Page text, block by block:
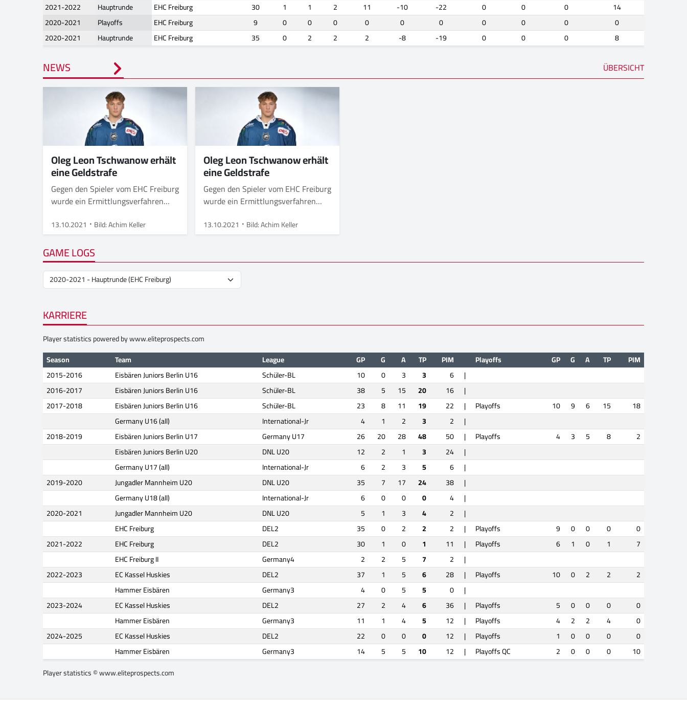
2021-2022
Hauptrunde EHC Freiburg 30 1 1 2 11 -10 -22 0 0 0
14
2020-2021
Playoffs EHC Freiburg 9 0 0 0 0 0 0 0 0 0
0
2020-2021
Hauptrunde EHC Freiburg 35 0 2 2 2 -8 -19 0 0 0 8
NEWS ÜBERSICHT
Oleg Leon Tschwanow erhält
eine Geldstrafe
Gegen den Spieler vom EHC Freiburg
wurde ein Ermittlungsverfahren
13.10.2021 Bild: Achim Keller
Oleg Leon Tschwanow erhält
eine Geldstrafe
Gegen den Spieler vom EHC Freiburg
wurde ein Ermittlungsverfahren
13.10.2021 Bild: Achim Keller
GAME LOGS
KARRIERE
Player statistics powered bywww.eliteprospects.com
Season
Team League GP G A TP PIM Playoffs GP G A TP
PIM
2015-2016
Eisbären Juniors Berlin U16 Schüler-BL 10 0 3 3 6
|
2016-2017
Eisbären Juniors Berlin U16 Schüler-BL 38 5 15 20 16
|
2017-2018
Eisbären Juniors Berlin U16 Schüler-BL 23 8 11 19 22 | Playoffs 10 9 6 15
18
Germany U16 (all)
International-Jr 4 1 2 3 2
|
2018-2019
Eisbären Juniors Berlin U17 Germany U17 26 20 28 48 50 | Playoffs 4 3 5 8
2
Eisbären Juniors Berlin U20
DNL U20 12 2 1 3 24
|
Germany U17 (all)
International-Jr 6 2 3 5 6
|
2019-2020
Jungadler Mannheim U20 DNL U20 35 7 17 24 38
|
Germany U18 (all)
International-Jr 6 0 0 0 4
|
2020-2021
Jungadler Mannheim U20 DNL U20 5 1 3 4 2
|
EHC Freiburg
DEL2 35 0 2 2 2 | Playoffs 9 0 0 0
0
2021-2022
EHC Freiburg DEL2 30 1 0 1 11 | Playoffs 6 1 0 1
7
EHC Freiburg II
Germany4 2 2 5 7 2
|
2022-2023
EC Kassel Huskies DEL2 37 1 5 6 28 | Playoffs 10 0 2 2
2
Hammer Eisbären
Germany3 4 0 5 5 0
|
2023-2024
EC Kassel Huskies DEL2 27 2 4 6 36 | Playoffs 5 0 0 0
0
Hammer Eisbären
Germany3 11 1 4 5 12 | Playoffs 4 2 2 4
0
2024-2025
EC Kassel Huskies DEL2 22 0 0 0 12 | Playoffs 1 0 0 0
0
Hammer Eisbären
Germany3 14 5 5 10 12 | Playoffs QC 2 0 0 0
10
Player statistics ©www.eliteprospects.com